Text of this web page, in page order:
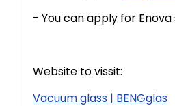
- You can apply for
Website to vissit:
Vacuum glass | BENGglas